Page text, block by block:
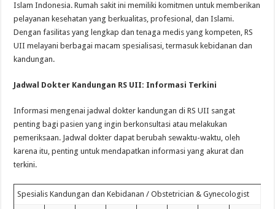
Islam Indonesia. Rumah sakit ini memiliki komitmen untuk memberikan
pelayanan kesehatan yang berkualitas, profesional, dan Islami.
Dengan fasilitas yang lengkap dan tenaga medis yang kompeten, RS
UII melayani berbagai macam spesialisasi, termasuk kebidanan dan
kandungan.
Jadwal Dokter Kandungan RS UII: Informasi Terkini
Informasi mengenai jadwal dokter kandungan di RS UII sangat
penting bagi pasien yang ingin berkonsultasi atau melakukan
pemeriksaan. Jadwal dokter dapat berubah sewaktu-waktu, oleh
karena itu, penting untuk mendapatkan informasi yang akurat dan
terkini.
Spesialis Kandungan dan Kebidanan / Obstetrician & Gynecologist